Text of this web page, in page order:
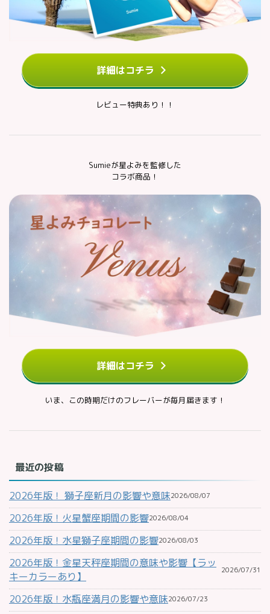
詳細はコチラ
レビュー特典あり！！
Sumieが星よみを監修した
コラボ商品！
詳細はコチラ
いま、この時期だけのフレーバーが毎月届きます！
最近の投稿
2026年版！ 獅子座新月の影響や意味2026/08/07
2026年版！火星蟹座期間の影響2026/08/04
2026年版！水星獅子座期間の影響2026/08/03
2026年版！金星天秤座期間の意味や影響【ラッ
キーカラーあり】
2026/07/31
2026年版！水瓶座満月の影響や意味2026/07/23